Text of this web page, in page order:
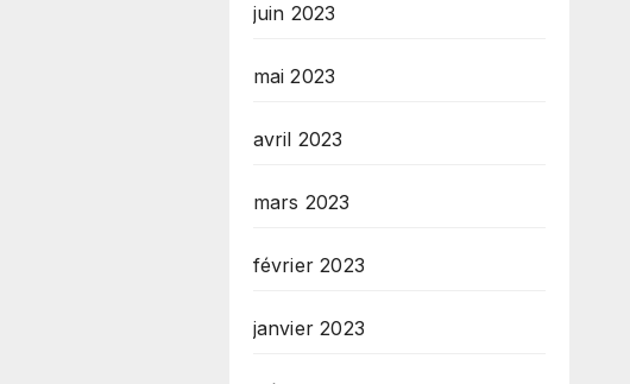
juin 2023
mai 2023
avril 2023
mars 2023
février 2023
janvier 2023